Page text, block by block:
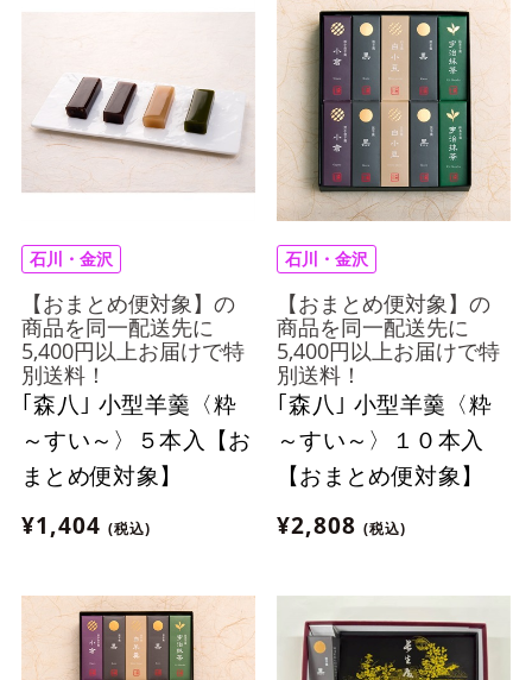
石川・金沢
【おまとめ便対象】の
商品を同一配送先に
5,400円以上お届けで特
別送料！
｢森八｣ 小型羊羹〈粋
～すい～〉５本入【お
まとめ便対象】
¥1,404 (税込)
石川・金沢
【おまとめ便対象】の
商品を同一配送先に
5,400円以上お届けで特
別送料！
｢森八｣ 小型羊羹〈粋
～すい～〉１０本入
【おまとめ便対象】
¥2,808 (税込)